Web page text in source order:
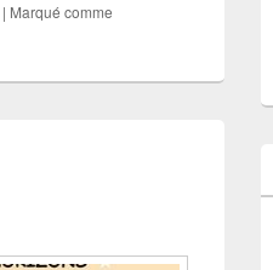
| Marqué comme